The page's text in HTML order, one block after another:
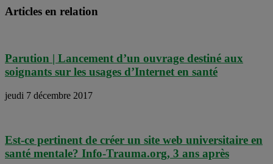
Articles en relation
Parution | Lancement d’un ouvrage destiné aux
soignants sur les usages d’Internet en santé
jeudi 7 décembre 2017
Est-ce pertinent de créer un site web universitaire en
santé mentale? Info-Trauma.org, 3 ans après